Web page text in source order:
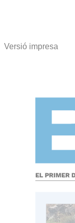
Versió impresa